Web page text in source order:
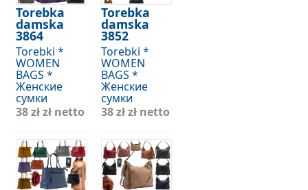
Torebka
damska
3864
Torebki *
WOMEN
BAGS *
Женские
сумки
38 złzł netto
Torebka
damska
3852
Torebki *
WOMEN
BAGS *
Женские
сумки
38 złzł netto